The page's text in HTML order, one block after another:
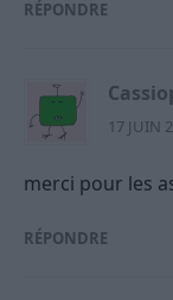
RÉPONDRE
17 JUIN
merci pour les
RÉPONDRE